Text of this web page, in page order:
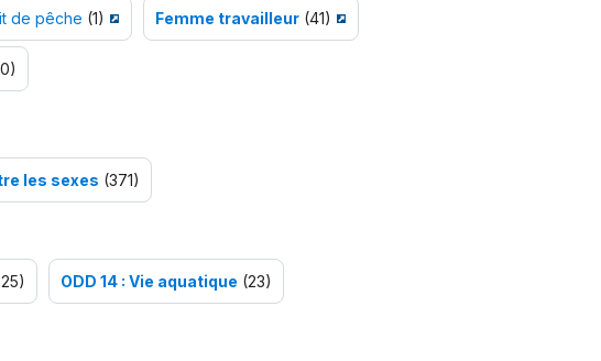
de pêche (1) Femme travailleur(41)
les sexes (371)
ODD 14 : Vie aquatique (23)